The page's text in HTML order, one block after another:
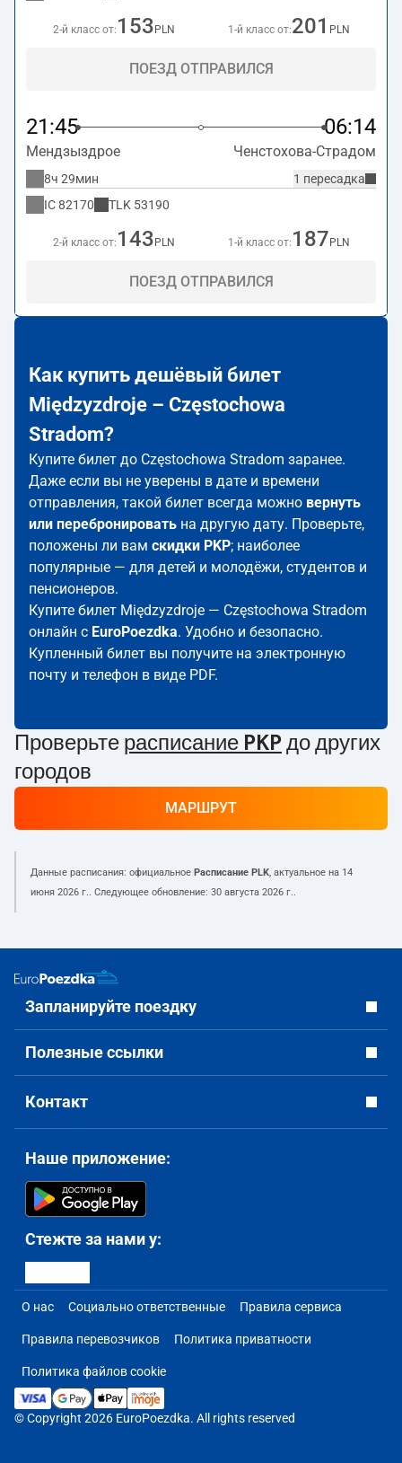
2-й класс от: 153 PLN 1-й класс от:201 PLN
ПОЕЗД ОТПРАВИЛСЯ
21:45 06:14
Мендзыздрое Ченстохова-Страдом
1 пересадка
8ч 29мин
IC82170 TLK 53190
2-й класс от: 143 PLN 1-й класс от: 187 PLN
ПОЕЗД ОТПРАВИЛСЯ
Как купить дешёвый билет
Międzyzdroje – Częstochowa
Stradom?
Купите билет до Częstochowa Stradom заранее.
Даже если вы не уверены в дате и времени
отправления, такой билет всегда можно вернуть
или перебронировать на другую дату. Проверьте,
положены ли вам скидки PKP; наиболее
популярные — для детей и молодёжи, студентов и
пенсионеров.
Купите билет Międzyzdroje — Częstochowa Stradom
онлайн с EuroPoezdka. Удобно и безопасно.
Купленный билет вы получите на электронную
почту и телефон в виде PDF.
Проверьте расписание PKP до других
городов
МАРШРУТ
Данные расписания: официальное Расписание PLK, актуальное на 14
июня 2026 г.. Следующее обновление: 30 августа 2026 г..
Запланируйте поездку
Полезные ссылки
Контакт
Наше приложение:
Стежте за нами у:
О нас Социально ответственные Правила сервиса
Правила перевозчиков Политика приватности
Политика файлов cookie
© Copyright 2026 EuroPoezdka. All rights reserved